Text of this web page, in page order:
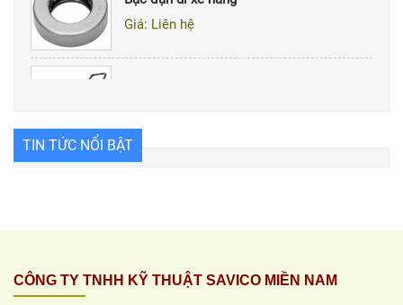
Giá: Liên hệ
TIN TỨC NỔI BẬT
CÔNG TY TNHH KỸ THUẬT SAVICO MIỀN NAM